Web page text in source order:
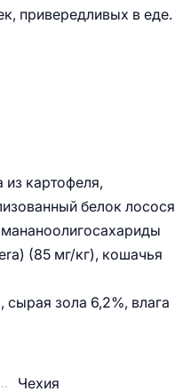
привередливых в еде.
из картофеля,
белок лосося
(85 мг/кг), кошачья
зола 6,2%, влага
Чехия